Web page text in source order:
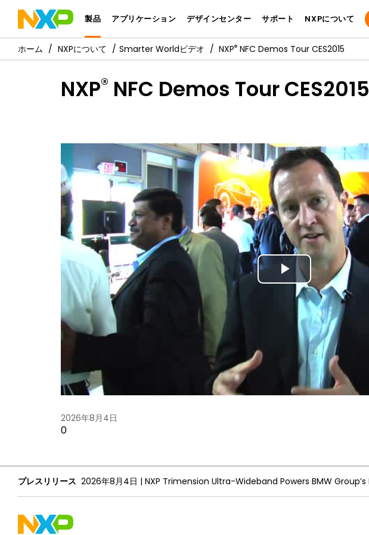
製品 アプリケーション デザインセンター サポート NXPについて
NXPについて Smarter Worldビデオ NXP® NFC Demos Tour CES2015
NXP® NFC Demos Tour CES2015
Play
Video
2026年8月4日
0
プレスリリース 2026年8月4日 |